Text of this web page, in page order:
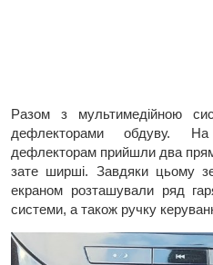
Разом з мультимедійною
дефлекторами обдуву.
дефлекторам прийшли два
зате ширші. Завдяки цьому
екраном розташували ряд
системи, а також ручку